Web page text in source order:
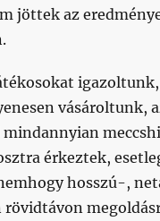
jöttek az
vásároltunk,
érkeztek,
hosszú-,
rövidtávon